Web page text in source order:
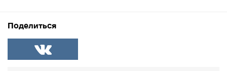
Поделиться